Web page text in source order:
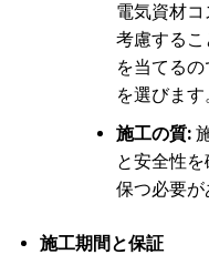
電気資材
考慮する
を当てる
を選びます
施工の質:
と安全性
保つ必要が
施工期間と保証